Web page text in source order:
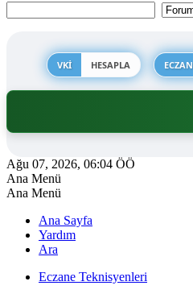
VKİ HESAPLA
Ağu 07, 2026, 06:04 ÖÖ
Ana Menü
Ana Menü
Ana Sayfa
Yardım
Ara
Eczane Teknisyenleri